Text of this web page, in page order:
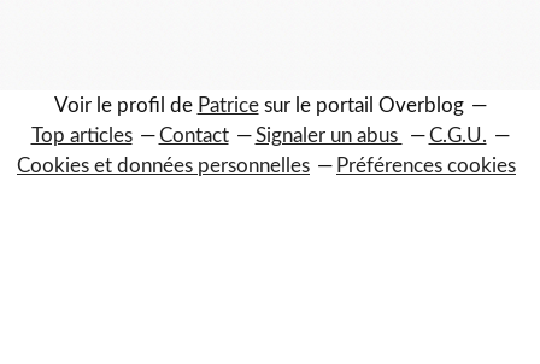
Voir le profil de Patricesur le portail Overblog
Top articles
Contact Signaler un abus
C.G.U.
Cookies et données personnelles
Préférences cookies